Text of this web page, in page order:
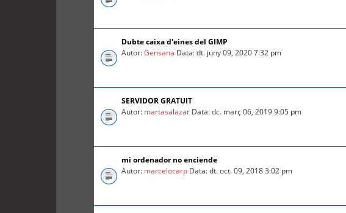
Dubte caixa d'eines del GIMP
Autor:Gensana Data: dt. juny 09, 2020 7:32 pm
SERVIDOR GRATUIT
Autor: martasalazar Data: dc. març 06, 2019 9:05 pm
mi ordenador no enciende
Autor: marcelocarp Data: dt. oct. 09, 2018 3:02 pm